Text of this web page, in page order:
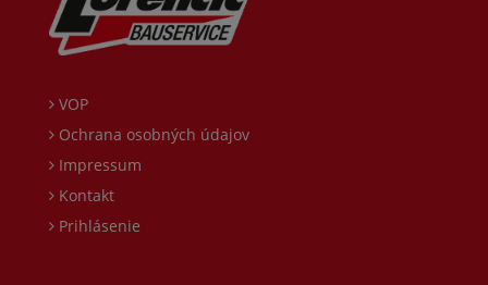
VOP
Ochrana osobných údajov
Impressum
Kontakt
Prihlásenie